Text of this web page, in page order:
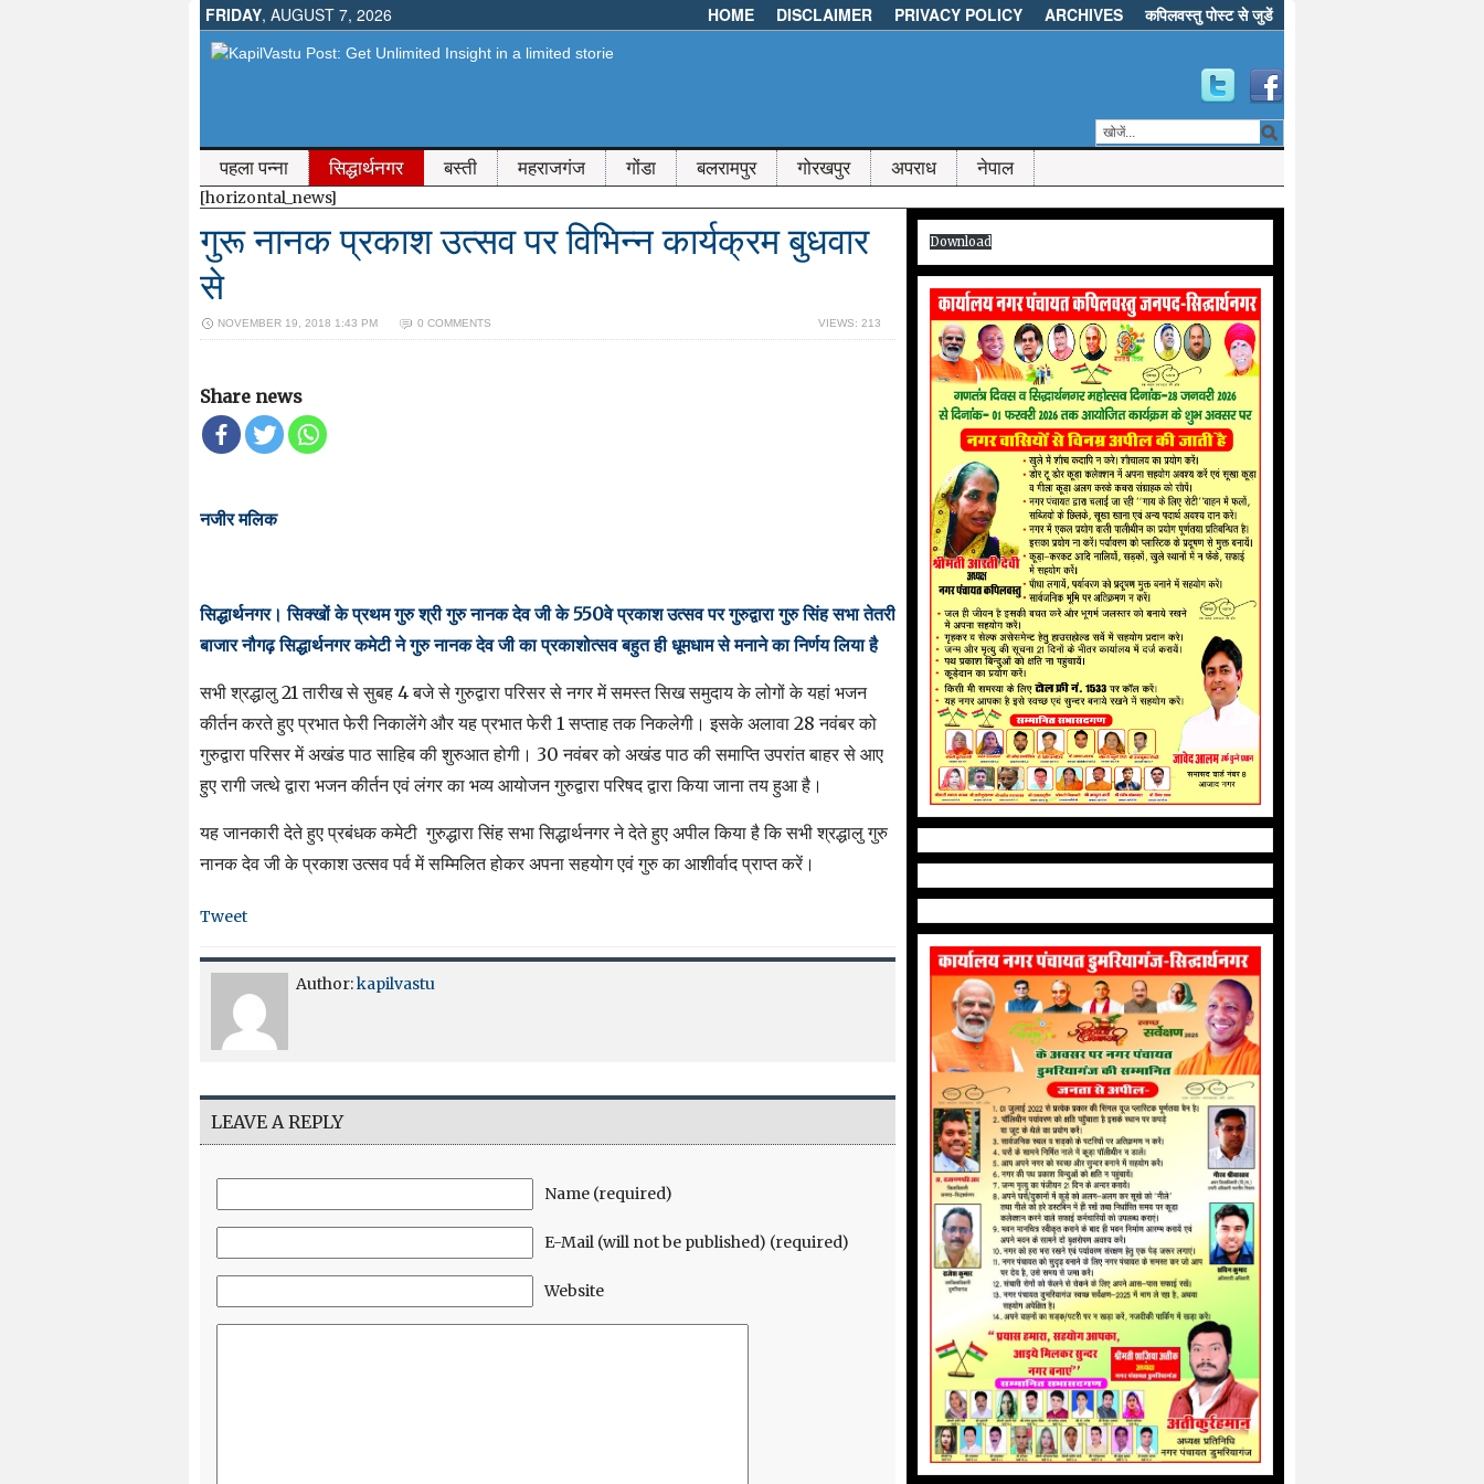
FRIDAY, AUGUST 7, 2026 HOME DISCLAIMER PRIVACY POLICY ARCHIVES कपिलवस्तु पोस्ट से जुडें
पहला पन्ना सिद्धार्थनगर बस्ती महराजगंज गोंडा बलरामपुर गोरखपुर अपराध नेपाल
[horizontal_news]
गुरू नानक प्रकाश उत्सव पर विभिन्न कार्यक्रम बुधवार
से
NOVEMBER 19, 2018 1:43 PM 0 COMMENTS VIEWS: 213
Share news
नजीर मलिक
सिद्धार्थनगर। सिक्खों के प्रथम गुरु श्री गुरु नानक देव जी के 550वे प्रकाश उत्सव पर गुरुद्वारा गुरु सिंह सभा तेतरी
बाजार नौगढ़ सिद्धार्थनगर कमेटी ने गुरु नानक देव जी का प्रकाशोत्सव बहुत ही धूमधाम से मनाने का निर्णय लिया है
सभी श्रद्धालु 21 तारीख से सुबह 4 बजे से गुरुद्वारा परिसर से नगर में समस्त सिख समुदाय के लोगों के यहां भजन
कीर्तन करते हुए प्रभात फेरी निकालेंगे और यह प्रभात फेरी 1 सप्ताह तक निकलेगी। इसके अलावा 28 नवंबर को
गुरुद्वारा परिसर में अखंड पाठ साहिब की शुरुआत होगी। 30 नवंबर को अखंड पाठ की समाप्ति उपरांत बाहर से आए
हुए रागी जत्थे द्वारा भजन कीर्तन एवं लंगर का भव्य आयोजन गुरुद्वारा परिषद द्वारा किया जाना तय हुआ है।
यह जानकारी देते हुए प्रबंधक कमेटी गुरुद्धारा सिंह सभा सिद्धार्थनगर ने देते हुए अपील किया है कि सभी श्रद्धालु गुरु
नानक देव जी के प्रकाश उत्सव पर्व में सम्मिलित होकर अपना सहयोग एवं गुरु का आशीर्वाद प्राप्त करें।
Tweet
Author:kapilvastu
LEAVE A REPLY
Name (required)
E-Mail (will not be published) (required)
Website
Download